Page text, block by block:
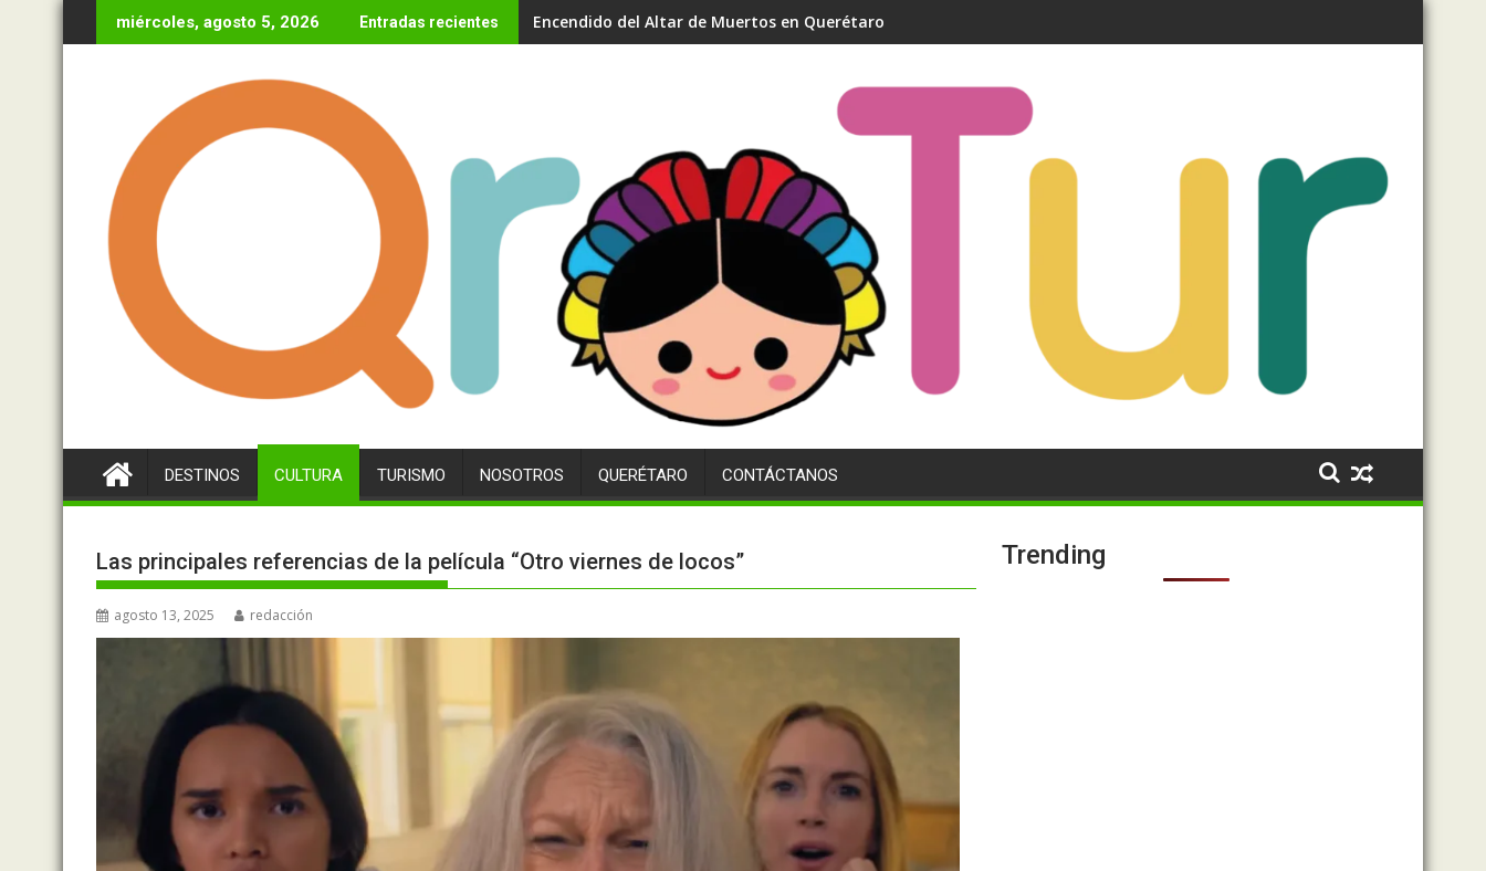
al
miércoles, agosto 5, 2026 Entradas recientes Caravana Migrante 2025: Querétaro recibe a 80% de los 20 mil paisanos
DESTINOS CULTURA TURISMO NOSOTROS QUERÉTARO CONTÁCTANOS
Las principales referencias de la película “Otro viernes de locos”
agosto 13, 2025 redacción
Trending